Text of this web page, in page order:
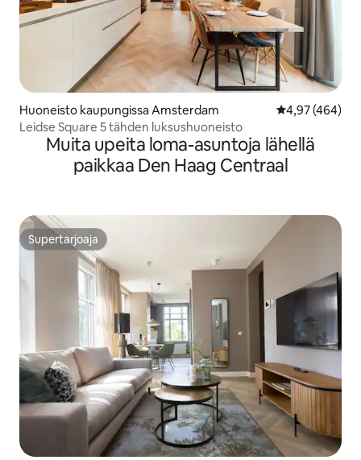
Huoneisto kaupungissa Amsterdam
4,97 (464)
Leidse Square 5 tähden luksushuoneisto
Muita upeita loma-asuntoja lähellä
paikkaa Den Haag Centraal
Supertarjoaja
Supertarjoaja